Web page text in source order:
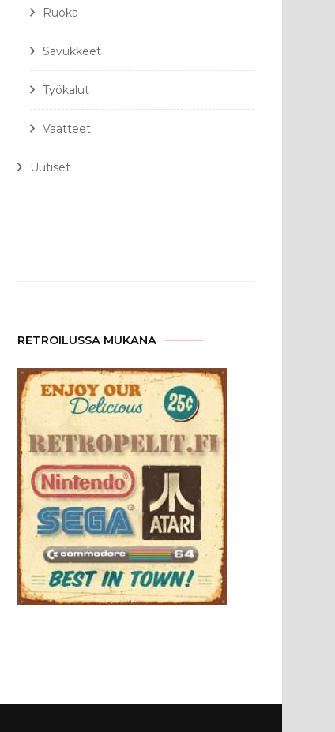
Ruoka
Savukkeet
Työkalut
Vaatteet
Uutiset
RETROILUSSA MUKANA